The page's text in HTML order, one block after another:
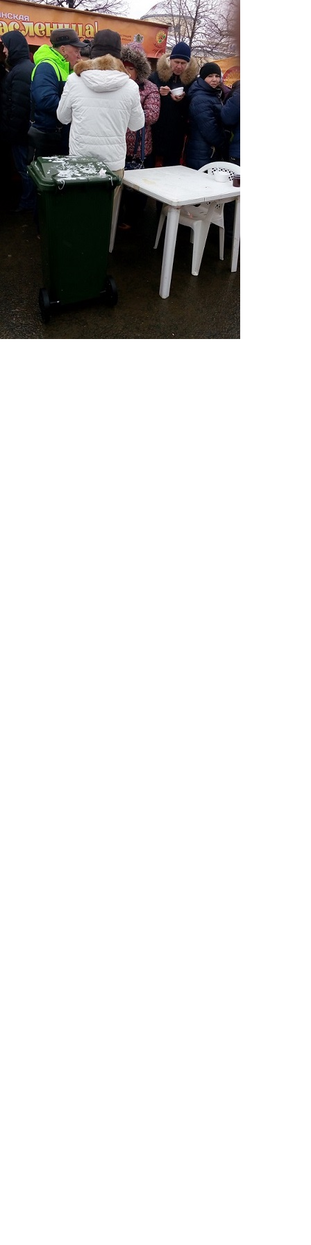
Перейти к основному содержанию